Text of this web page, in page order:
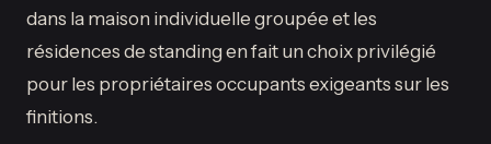
dans la maison individuelle groupée et les
résidences de standing en fait un choix privilégié
pour les propriétaires occupants exigeants sur les
finitions.